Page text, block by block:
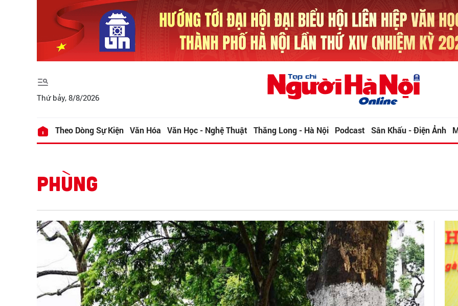
Thứ bảy, 8/8/2026
Theo Dòng Sự Kiện Văn Hóa Văn Học - Nghệ Thuật Thăng Long - Hà Nội Podcast Sân Khấu - Điện Ảnh
PHÙNG